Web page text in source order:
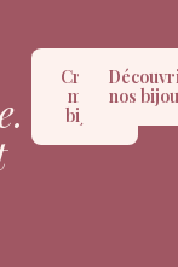
Créer
mon
bijou
nos